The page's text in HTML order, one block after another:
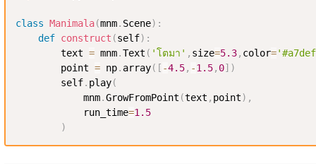
class Manimala(mnm. Scene) :
def construct (self) :
        text
= mnm.Text ( 'โตมา' , size=5.3, color=
        point
= np. array( [ -4.5, -1.5, 0] )
        self
. play(
            mnm
.GrowFromPoint (text , point) ,
            run_time
=1.5
)